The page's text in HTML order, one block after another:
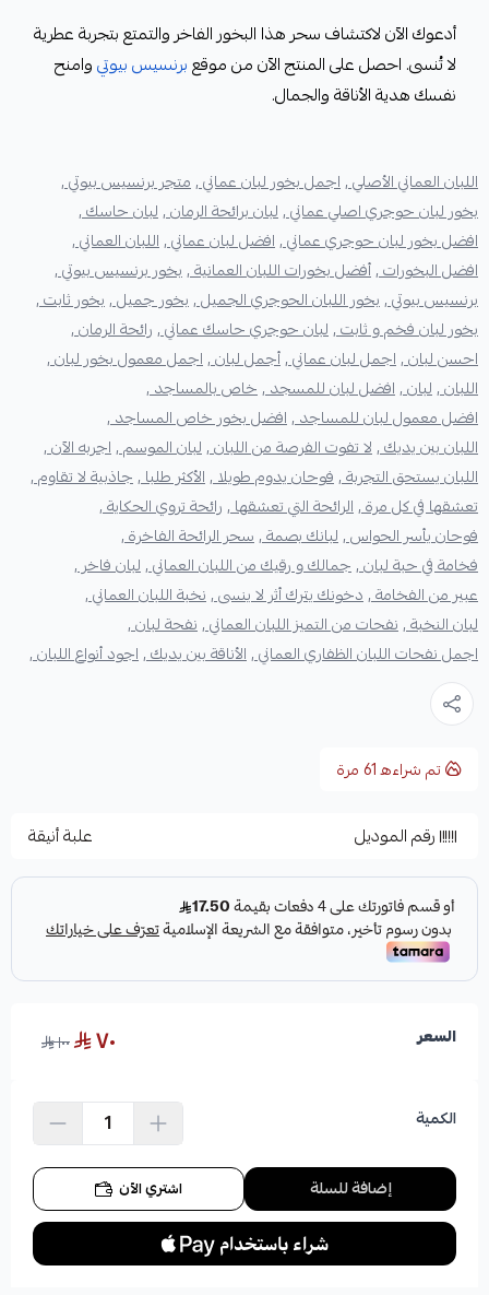
أدعوك الآن لاكتشاف سحر هذا البخور الفاخر والتمتع بتجربة عطرية
لا تُنسى. احصل على المنتج الآن من موقعبرنسيس بيوتيوامنح
نفسك هدية الأناقة والجمال.
اللبان العماني الأصلي ,اجمل بخور لبان عماني ,متجر برنسيس بيوتي ,
بخور لبان حوجري اصلي عماني ,لبان برائحة الرمان ,لبان حاسك ,
افضل بخور لبان حوجري عماني ,افضل لبان عماني ,اللبان العماني ,
افضل البخورات ,أفضل بخورات اللبان العمانية ,بخور برنسيس بيوتي ,
برنسيس بيوتي ,بخور اللبان الحوجري الجميل ,بخور جميل ,بخور ثابت ,
بخور لبان فخم و ثابت ,لبان حوجري حاسك عماني ,رائحة الرمان ,
احسن لبان ,اجمل لبان عماني ,أجمل لبان ,اجمل معمول بخور لبان ,
اللبان ,لبان ,افضل لبان للمسجد ,خاص بالمساجد ,
افضل معمول لبان للمساجد ,افضل بخور خاص المساجد ,
اللبان بين يديك ,لا تفوت الفرصة من اللبان ,لبان الموسم ,اجربه الآن ,
اللبان يستحق التجربة ,فوحان يدوم طويلا ,الأكثر طلبا ,جاذبية لا تقاوم ,
تعشقها في كل مرة ,الرائحة التي تعشقها ,رائحة تروي الحكاية ,
فوحان يأسر الحواس ,لبانك بصمة ,سحر الرائحة الفاخرة ,
فخامة في حبة لبان ,جمالك و رقيك من اللبان العماني ,لبان فاخر ,
عبير من الفخامة ,دخونك يترك أثر لا ينسى ,نخبة اللبان العماني ,
لبان النخبة ,نفحات من التميز اللبان العماني ,نفحة لبان ,
اجمل نفحات اللبان الظفاري العماني ,الأناقة بين يديك ,اجود أنواع اللبان ,
تم شراءه61مرة
رقم الموديل علبة أنيقة
السعر ٧٠ ١٠٠
الكمية
إضافة للسلة اشتري الآن